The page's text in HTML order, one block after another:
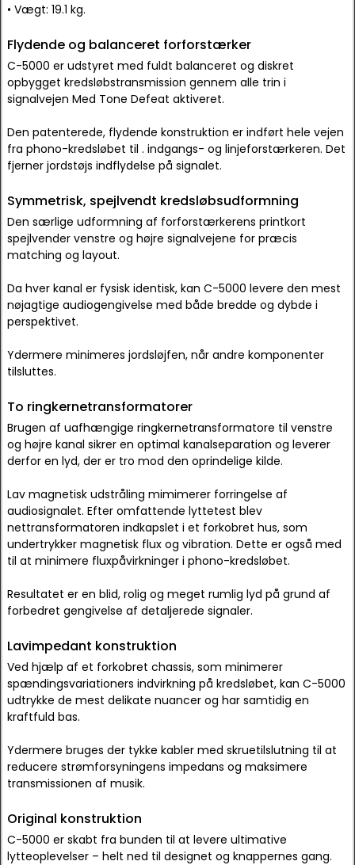
• Vægt: 19.1 kg.
Flydende og balanceret forforstærker
C-5000 er udstyret med fuldt balanceret og diskret
opbygget kredsløbstransmission gennem alle trin i
signalvejen Med Tone Defeat aktiveret.
Den patenterede, flydende konstruktion er indført hele vejen
fra phono-kredsløbet til . indgangs- og linjeforstærkeren. Det
fjerner jordstøjs indflydelse på signalet.
Symmetrisk, spejlvendt kredsløbsudformning
Den særlige udformning af forforstærkerens printkort
spejlvender venstre og højre signalvejene for præcis
matching og layout.
Da hver kanal er fysisk identisk, kan C-5000 levere den mest
nøjagtige audiogengivelse med både bredde og dybde i
perspektivet.
Ydermere minimeres jordsløjfen, når andre komponenter
tilsluttes.
To ringkernetransformatorer
Brugen af uafhængige ringkernetransformatore til venstre
og højre kanal sikrer en optimal kanalseparation og leverer
derfor en lyd, der er tro mod den oprindelige kilde.
Lav magnetisk udstråling mimimerer forringelse af
audiosignalet. Efter omfattende lyttetest blev
nettransformatoren indkapslet i et forkobret hus, som
undertrykker magnetisk flux og vibration. Dette er også med
til at minimere fluxpåvirkninger i phono-kredsløbet.
Resultatet er en blid, rolig og meget rumlig lyd på grund af
forbedret gengivelse af detaljerede signaler.
Lavimpedant konstruktion
Ved hjælp af et forkobret chassis, som minimerer
spændingsvariationers indvirkning på kredsløbet, kan C-5000
udtrykke de mest delikate nuancer og har samtidig en
kraftfuld bas.
Ydermere bruges der tykke kabler med skruetilslutning til at
reducere strømforsyningens impedans og maksimere
transmissionen af musik.
Original konstruktion
C-5000 er skabt fra bunden til at levere ultimative
lytteoplevelser – helt ned til designet og knappernes gang.